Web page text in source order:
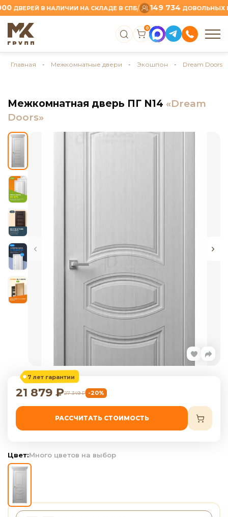
В НАЛИЧИИ НА СКЛАДЕ В СПБ/ 149 734 ДОВОЛЬНЫХ
0
Главная - Межкомнатные двери - Экошпон - Dream Doors
Межкомнатная дверь ПГ N14 «Dream
Doors»
7 лет гарантии
21 879 ₽27 349₽ -20%
РАССЧИТАТЬ СТОИМОСТЬ
Цвет:Много цветов на выбор